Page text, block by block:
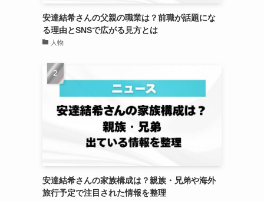
安達結希さんの父親の職業は？前職が話題にな
る理由とSNSで広がる見方とは
人物
安達結希さんの家族構成は？親族・兄弟や海外
旅行予定で注目された情報を整理